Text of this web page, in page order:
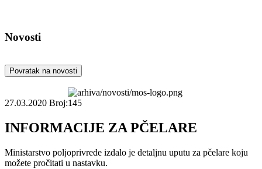
Novosti
Povratak na novosti
27.03.2020 Broj:145
INFORMACIJE ZA PČELARE
Ministarstvo poljoprivrede izdalo je detaljnu uputu za pčelare koju
možete pročitati u nastavku.